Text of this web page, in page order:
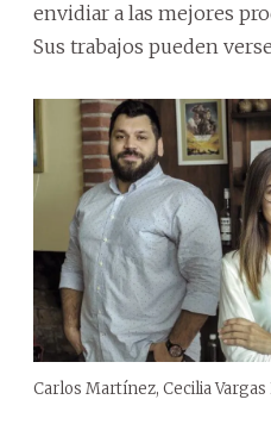
envidiar a las mejores
Sus trabajos pueden
Carlos Martínez, Cecilia